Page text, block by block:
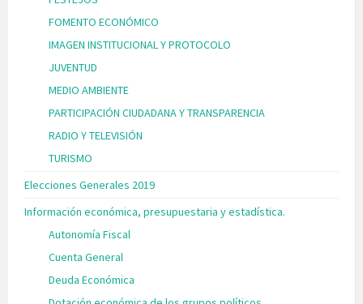
FOMENTO ECONÓMICO
IMAGEN INSTITUCIONAL Y PROTOCOLO
JUVENTUD
MEDIO AMBIENTE
PARTICIPACIÓN CIUDADANA Y TRANSPARENCIA
RADIO Y TELEVISIÓN
TURISMO
Elecciones Generales 2019
Información económica, presupuestaria y estadística.
Autonomía Fiscal
Cuenta General
Deuda Económica